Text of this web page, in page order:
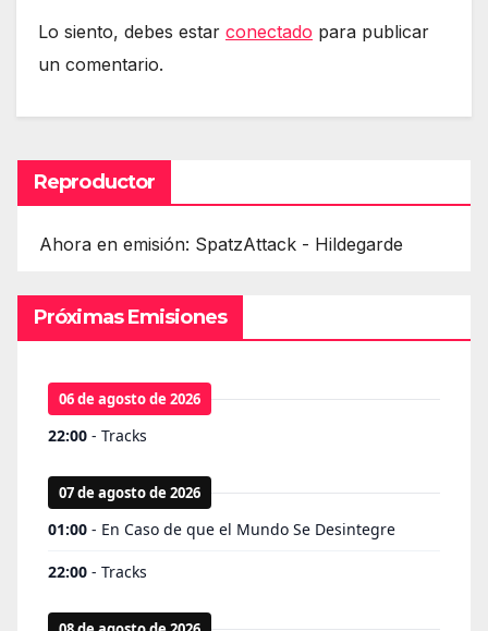
Lo siento, debes estar conectado para publicar
un comentario.
Reproductor
Ahora en emisión: SpatzAttack - Hildegarde
Próximas Emisiones